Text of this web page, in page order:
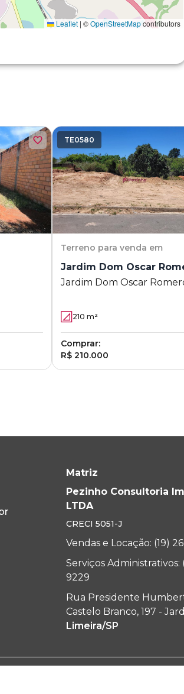
Leaflet | ©OpenStreetMapcontributors
TE0580
Terreno para venda em
Jardim Dom Oscar
Jardim Dom Oscar
210 m²
Comprar:
R$ 210.000
Matriz
Pezinho Consultoria
LTDA
CRECI 5051-J
Vendas e Locação: (19)
Serviços Administrativos:
9229
Rua Presidente
Castelo Branco, 197 -
Limeira/SP